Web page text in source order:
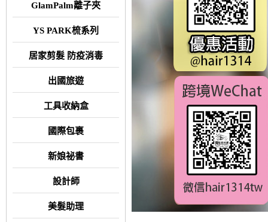
GlamPalm離子夾
YS PARK梳系列
居家剪髮 防疫消毒
出國旅遊
工具收納盒
國際包裹
新娘祕書
設計師
美髮助理